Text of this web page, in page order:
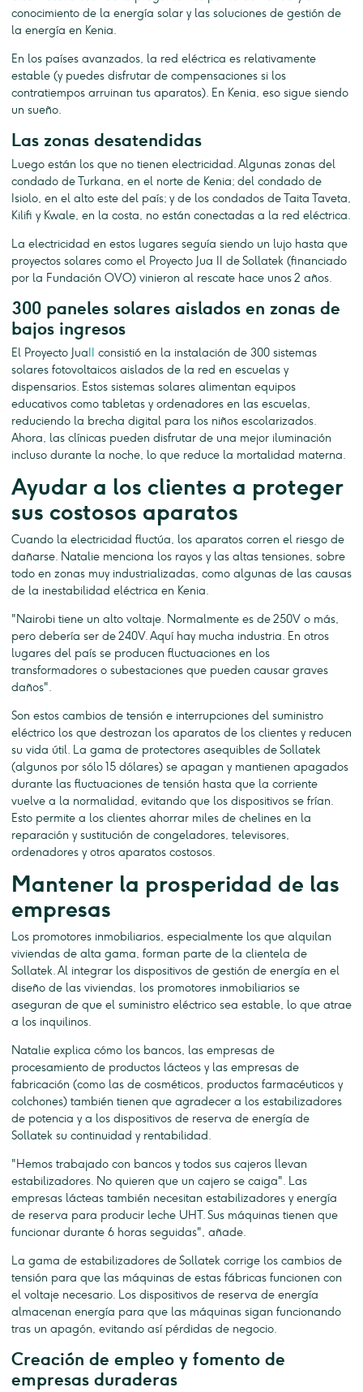
conocimiento de la energía solar y las soluciones de gestión de
la energía en Kenia.
En los países avanzados, la red eléctrica es relativamente
estable (y puedes disfrutar de compensaciones si los
contratiempos arruinan tus aparatos). En Kenia, eso sigue siendo
un sueño.
Las zonas desatendidas
Luego están los que no tienen electricidad. Algunas zonas del
condado de Turkana, en el norte de Kenia; del condado de
Isiolo, en el alto este del país; y de los condados de Taita Taveta,
Kilifi y Kwale, en la costa, no están conectadas a la red eléctrica.
La electricidad en estos lugares seguía siendo un lujo hasta que
proyectos solares como el Proyecto Jua II de Sollatek (financiado
por la Fundación OVO) vinieron al rescate hace unos 2 años.
300 paneles solares aislados en zonas de
bajos ingresos
El Proyecto Jua
consistió en la instalación de 300 sistemas
solares fotovoltaicos aislados de la red en escuelas y
dispensarios. Estos sistemas solares alimentan equipos
educativos como tabletas y ordenadores en las escuelas,
reduciendo la brecha digital para los niños escolarizados.
Ahora, las clínicas pueden disfrutar de una mejor iluminación
incluso durante la noche, lo que reduce la mortalidad materna.
Ayudar a los clientes a proteger
sus costosos aparatos
Cuando la electricidad fluctúa, los aparatos corren el riesgo de
dañarse. Natalie menciona los rayos y las altas tensiones, sobre
todo en zonas muy industrializadas, como algunas de las causas
de la inestabilidad eléctrica en Kenia.
"Nairobi tiene un alto voltaje. Normalmente es de 250V o más,
pero debería ser de 240V. Aquí hay mucha industria. En otros
lugares del país se producen fluctuaciones en los
transformadores o subestaciones que pueden causar graves
daños".
Son estos cambios de tensión e interrupciones del suministro
eléctrico los que destrozan los aparatos de los clientes y reducen
su vida útil. La gama de protectores asequibles de Sollatek
(algunos por sólo 15 dólares) se apagan y mantienen apagados
durante las fluctuaciones de tensión hasta que la corriente
vuelve a la normalidad, evitando que los dispositivos se frían.
Esto permite a los clientes ahorrar miles de chelines en la
reparación y sustitución de congeladores, televisores,
ordenadores y otros aparatos costosos.
Mantener la prosperidad de las
empresas
Los promotores inmobiliarios, especialmente los que alquilan
viviendas de alta gama, forman parte de la clientela de
Sollatek. Al integrar los dispositivos de gestión de energía en el
diseño de las viviendas, los promotores inmobiliarios se
aseguran de que el suministro eléctrico sea estable, lo que atrae
a los inquilinos.
Natalie explica cómo los bancos, las empresas de
procesamiento de productos lácteos y las empresas de
fabricación (como las de cosméticos, productos farmacéuticos y
colchones) también tienen que agradecer a los estabilizadores
de potencia y a los dispositivos de reserva de energía de
Sollatek su continuidad y rentabilidad.
"Hemos trabajado con bancos y todos sus cajeros llevan
estabilizadores. No quieren que un cajero se caiga". Las
empresas lácteas también necesitan estabilizadores y energía
de reserva para producir leche UHT. Sus máquinas tienen que
funcionar durante 6 horas seguidas", añade.
La gama de estabilizadores de Sollatek corrige los cambios de
tensión para que las máquinas de estas fábricas funcionen con
el voltaje necesario. Los dispositivos de reserva de energía
almacenan energía para que las máquinas sigan funcionando
tras un apagón, evitando así pérdidas de negocio.
Creación de empleo y fomento de
empresas duraderas